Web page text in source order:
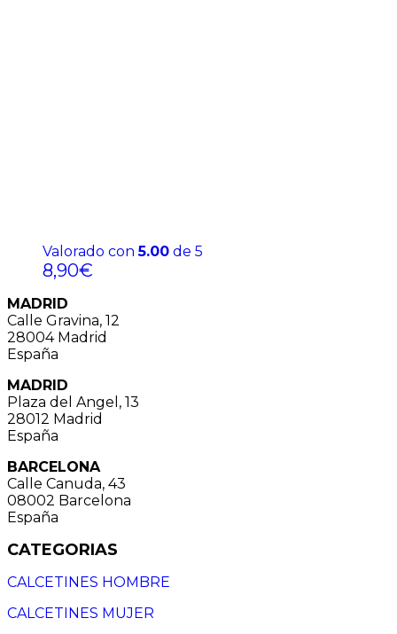
Valorado con5.00 de 5
8,90€
MADRID
Calle Gravina, 12
28004 Madrid
España
MADRID
Plaza del Angel, 13
28012 Madrid
España
BARCELONA
Calle Canuda, 43
08002 Barcelona
España
CATEGORIAS
CALCETINES HOMBRE
CALCETINES MUJER